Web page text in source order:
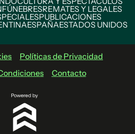
FÚNEBRESREMATES Y LEGALES
PUBLICACIONES
ESPAÑAESTADOS UNIDOS
Políticas de Privacidad
Contacto